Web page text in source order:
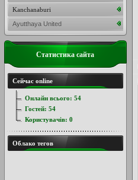
Kanchanaburi
Ayutthaya United
Статистика сайта
Сейчас online
Онлайн всього: 54
Гостей: 54
Користувачів: 0
Облако тегов